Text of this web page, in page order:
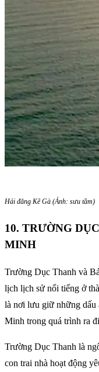
Hải đăng Kê Gà (Ảnh: sưu tầm)
10. TRƯỜNG
MINH
Trường Dục Thanh và
lịch lịch sử nổi tiếng ở
là nơi lưu giữ những dấu
Minh trong quá trình ra
Trường Dục Thanh là
con trai nhà hoạt động